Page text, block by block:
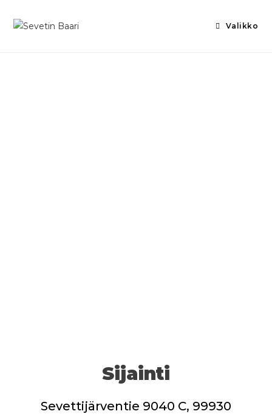
Valikko
Sijainti
Sevettijärventie 9040 C, 99930